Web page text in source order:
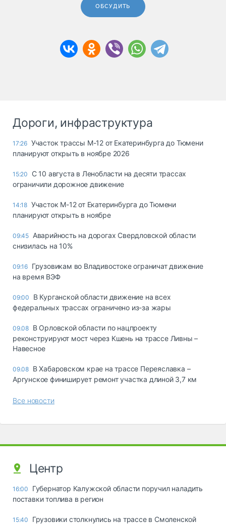
ОБСУДИТЬ
Дороги, инфраструктура
17:26 Участок трассы М-12 от Екатеринбурга до Тюмени
планируют открыть в ноябре 2026
15:20
С 10 августа в Ленобласти на десяти трассах
ограничили дорожное движение
14:18 Участок М-12 от Екатеринбурга до Тюмени
планируют открыть в ноябре
09:45 Аварийность на дорогах Свердловской области
снизилась на 10%
09:16 Грузовикам во Владивостоке ограничат движение
на время ВЭФ
09:00
В Курганской области движение на всех
федеральных трассах ограничено из-за жары
09.08 В Орловской области по нацпроекту
реконструируют мост через Кшень на трассе Ливны –
Навесное
09.08 В Хабаровском крае на трассе Переяславка –
Аргунское финиширует ремонт участка длиной 3,7 км
Все новости
Центр
16:00
Губернатор Калужской области поручил наладить
поставки топлива в регион
15:40
Грузовики столкнулись на трассе в Смоленской